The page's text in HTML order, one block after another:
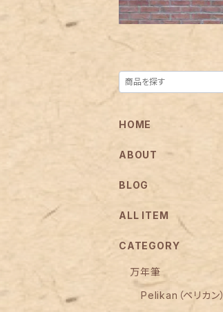
HOME
ABOUT
BLOG
ALL ITEM
CATEGORY
万年筆
Pelikan（ペリカン）